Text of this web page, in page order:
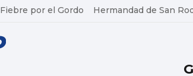
Fiebre por el Gordo Hermandad de San